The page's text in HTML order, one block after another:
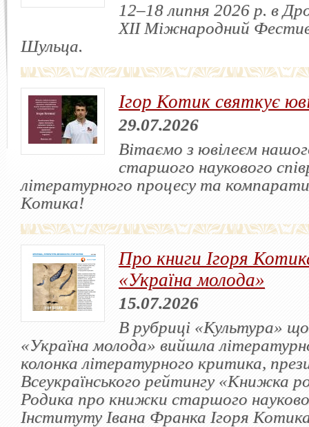
12–18 липня 2026 р. в
XII Міжнародний
Шульца.
Ігор Котик святкує
29.07.2026
Вітаємо з ювілеєм
старшого наукового
літературного процесу та
Котика!
Про книги Ігоря
«Україна молода»
15.07.2026
В рубриці «Культура»
«Україна молода» вийшла
колонка літературного критика,
Всеукраїнського рейтингу «Книжка
Родика про книжки старшого
Інституту Івана Франка Ігоря